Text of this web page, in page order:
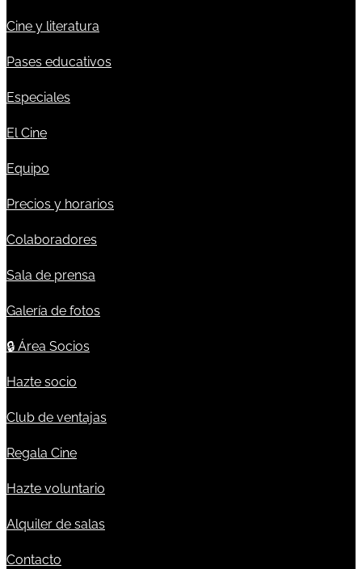
Cine y literatura
Pases educativos
Especiales
El Cine
Equipo
Precios y horarios
Colaboradores
Sala de prensa
Galería de fotos
🔒 Área Socios
Hazte socio
Club de ventajas
Regala Cine
Hazte voluntario
Alquiler de salas
Contacto